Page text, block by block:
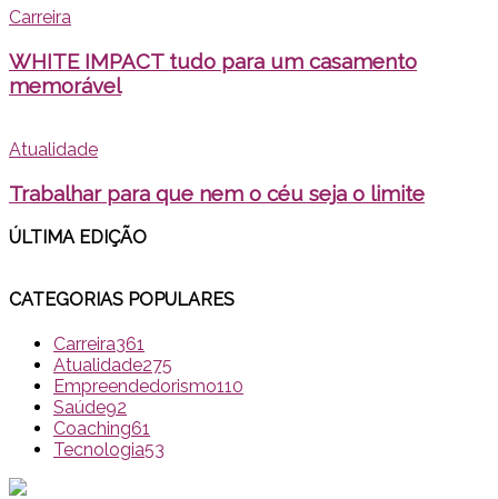
Carreira
WHITE IMPACT tudo para um casamento
memorável
Atualidade
Trabalhar para que nem o céu seja o limite
ÚLTIMA EDIÇÃO
CATEGORIAS POPULARES
Carreira361
Atualidade275
Empreendedorismo110
Saúde92
Coaching61
Tecnologia53